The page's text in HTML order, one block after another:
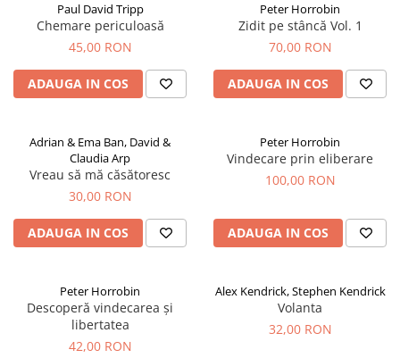
Paul David Tripp
Chemare periculoasă
45,00 RON
ADAUGA IN COS
Peter Horrobin
Zidit pe stâncă Vol. 1
70,00 RON
ADAUGA IN COS
Adrian & Ema Ban, David &
Claudia Arp
Vreau să mă căsătoresc
30,00 RON
ADAUGA IN COS
Peter Horrobin
Vindecare prin eliberare
100,00 RON
ADAUGA IN COS
Peter Horrobin
Descoperă vindecarea și
libertatea
42,00 RON
Alex Kendrick, Stephen Kendrick
Volanta
32,00 RON